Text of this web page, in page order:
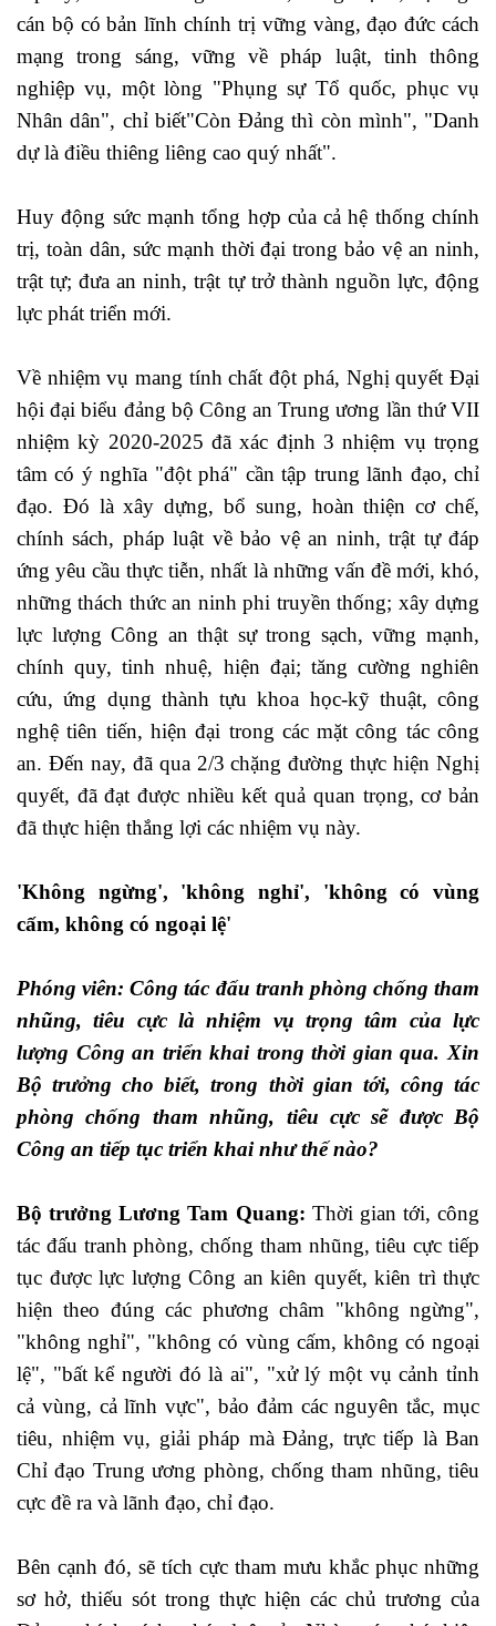
cán bộ có bản lĩnh chính trị vững vàng, đạo đức cách
mạng trong sáng, vững về pháp luật, tinh thông
nghiệp vụ, một lòng "Phụng sự Tổ quốc, phục vụ
Nhân dân", chỉ biết"Còn Đảng thì còn mình", "Danh
dự là điều thiêng liêng cao quý nhất".
Huy động sức mạnh tổng hợp của cả hệ thống chính
trị, toàn dân, sức mạnh thời đại trong bảo vệ an ninh,
trật tự; đưa an ninh, trật tự trở thành nguồn lực, động
lực phát triển mới.
Về nhiệm vụ mang tính chất đột phá, Nghị quyết Đại
hội đại biểu đảng bộ Công an Trung ương lần thứ VII
nhiệm kỳ 2020-2025 đã xác định 3 nhiệm vụ trọng
tâm có ý nghĩa "đột phá" cần tập trung lãnh đạo, chỉ
đạo. Đó là xây dựng, bổ sung, hoàn thiện cơ chế,
chính sách, pháp luật về bảo vệ an ninh, trật tự đáp
ứng yêu cầu thực tiễn, nhất là những vấn đề mới, khó,
những thách thức an ninh phi truyền thống; xây dựng
lực lượng Công an thật sự trong sạch, vững mạnh,
chính quy, tinh nhuệ, hiện đại; tăng cường nghiên
cứu, ứng dụng thành tựu khoa học-kỹ thuật, công
nghệ tiên tiến, hiện đại trong các mặt công tác công
an. Đến nay, đã qua 2/3 chặng đường thực hiện Nghị
quyết, đã đạt được nhiều kết quả quan trọng, cơ bản
đã thực hiện thắng lợi các nhiệm vụ này.
'Không ngừng', 'không nghỉ', 'không có vùng
cấm, không có ngoại lệ'
Phóng viên: Công tác đấu tranh phòng chống tham
nhũng, tiêu cực là nhiệm vụ trọng tâm của lực
lượng Công an triển khai trong thời gian qua. Xin
Bộ trưởng cho biết, trong thời gian tới, công tác
phòng chống tham nhũng, tiêu cực sẽ được Bộ
Công an tiếp tục triển khai như thế nào?
Bộ trưởng Lương Tam Quang: Thời gian tới, công
tác đấu tranh phòng, chống tham nhũng, tiêu cực tiếp
tục được lực lượng Công an kiên quyết, kiên trì thực
hiện theo đúng các phương châm "không ngừng",
"không nghỉ", "không có vùng cấm, không có ngoại
lệ", "bất kể người đó là ai", "xử lý một vụ cảnh tỉnh
cả vùng, cả lĩnh vực", bảo đảm các nguyên tắc, mục
tiêu, nhiệm vụ, giải pháp mà Đảng, trực tiếp là Ban
Chỉ đạo Trung ương phòng, chống tham nhũng, tiêu
cực đề ra và lãnh đạo, chỉ đạo.
Bên cạnh đó, sẽ tích cực tham mưu khắc phục những
sơ hở, thiếu sót trong thực hiện các chủ trương của